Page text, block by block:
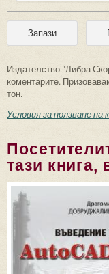
Издателство "Либра
коментарите.
тон.
Условия за ползване
тази